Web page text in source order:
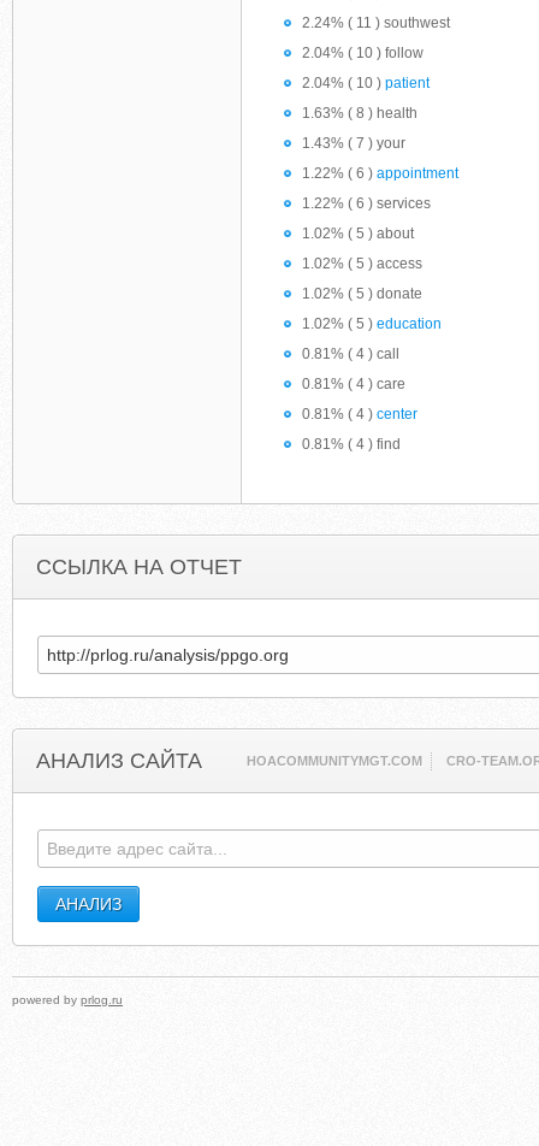
2.24% ( 11 ) southwest
2.04% ( 10 ) follow
2.04% ( 10 ) patient
1.63% ( 8 ) health
1.43% ( 7 ) your
1.22% ( 6 ) appointment
1.22% ( 6 ) services
1.02% ( 5 ) about
1.02% ( 5 ) access
1.02% ( 5 ) donate
1.02% ( 5 ) education
0.81% ( 4 ) call
0.81% ( 4 ) care
0.81% ( 4 ) center
0.81% ( 4 ) find
ССЫЛКА НА ОТЧЕТ
АНАЛИЗ САЙТА HOACOMMUNITYMGT.COM CRO-
powered by prlog.ru